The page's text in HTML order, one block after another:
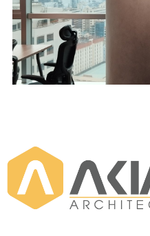
Saigon Trade
Center - HCM City